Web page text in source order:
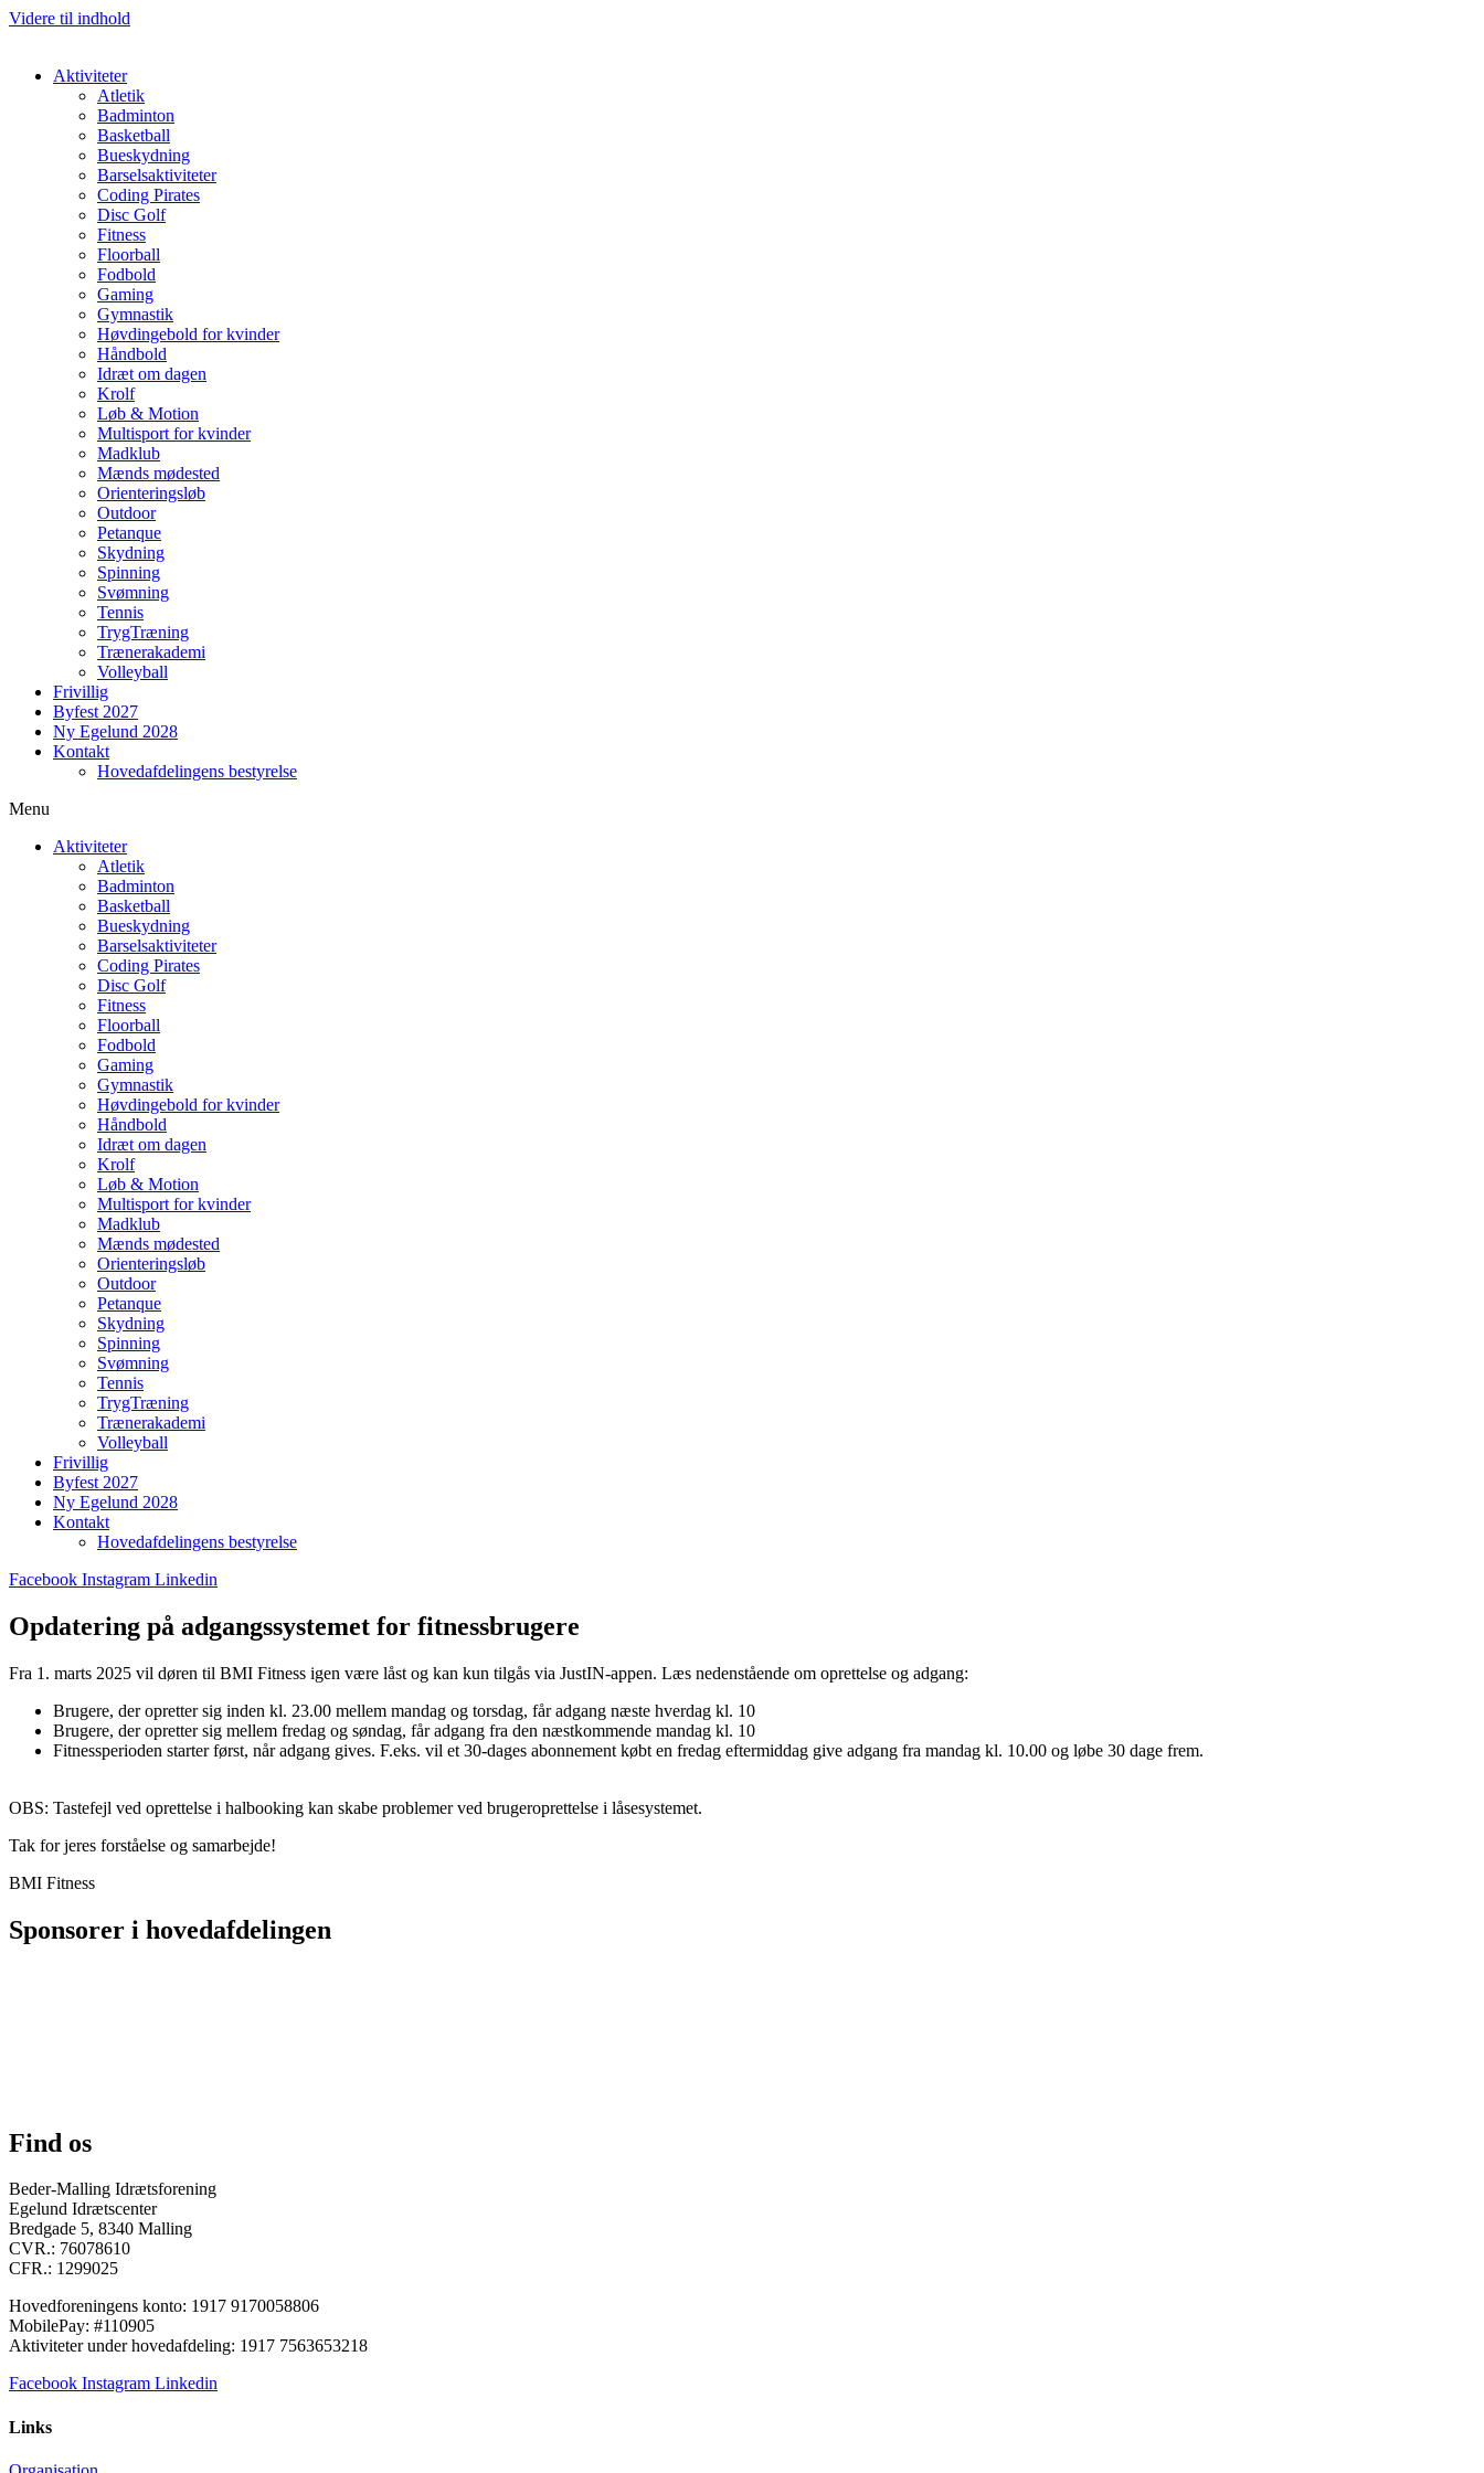
Videre til indhold
Aktiviteter
Atletik
Badminton
Basketball
Bueskydning
Barselsaktiviteter
Coding Pirates
Disc Golf
Fitness
Floorball
Fodbold
Gaming
Gymnastik
Høvdingebold for kvinder
Håndbold
Idræt om dagen
Krolf
Løb & Motion
Multisport for kvinder
Madklub
Mænds mødested
Orienteringsløb
Outdoor
Petanque
Skydning
Spinning
Svømning
Tennis
TrygTræning
Trænerakademi
Volleyball
Frivillig
Byfest 2027
Ny Egelund 2028
Kontakt
Hovedafdelingens bestyrelse
Menu
Aktiviteter
Atletik
Badminton
Basketball
Bueskydning
Barselsaktiviteter
Coding Pirates
Disc Golf
Fitness
Floorball
Fodbold
Gaming
Gymnastik
Høvdingebold for kvinder
Håndbold
Idræt om dagen
Krolf
Løb & Motion
Multisport for kvinder
Madklub
Mænds mødested
Orienteringsløb
Outdoor
Petanque
Skydning
Spinning
Svømning
Tennis
TrygTræning
Trænerakademi
Volleyball
Frivillig
Byfest 2027
Ny Egelund 2028
Kontakt
Hovedafdelingens bestyrelse
Facebook Instagram Linkedin
Opdatering på adgangssystemet for fitnessbrugere
Fra 1. marts 2025 vil døren til BMI Fitness igen være låst og kan kun tilgås via JustIN-appen. Læs nedenstående om oprettelse og adgang:
Brugere, der opretter sig inden kl. 23.00 mellem mandag og torsdag, får adgang næste hverdag kl. 10
Brugere, der opretter sig mellem fredag og søndag, får adgang fra den næstkommende mandag kl. 10
Fitnessperioden starter først, når adgang gives. F.eks. vil et 30-dages abonnement købt en fredag eftermiddag give adgang fra mandag kl. 10.00 og løbe 30 dage frem.
OBS: Tastefejl ved oprettelse i halbooking kan skabe problemer ved brugeroprettelse i låsesystemet.
Tak for jeres forståelse og samarbejde!
BMI Fitness
Sponsorer i hovedafdelingen
Find os
Beder-Malling Idrætsforening
Egelund Idrætscenter
Bredgade 5, 8340 Malling
CVR.: 76078610
CFR.: 1299025
Hovedforeningens konto: 1917 9170058806
MobilePay: #110905
Aktiviteter under hovedafdeling: 1917 7563653218
Facebook Instagram Linkedin
Links